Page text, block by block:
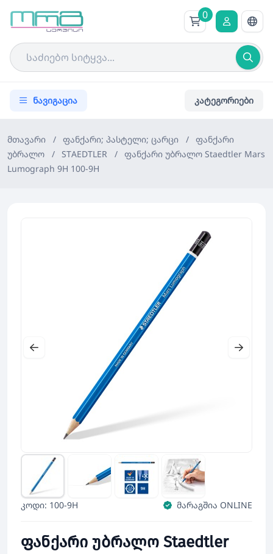
0
ნავიგაცია კატეგორიები
მთავარი / ფანქარი; პასტელი; ცარცი /
ფანქარი
უბრალო
/ STAEDTLER /
ფანქარი უბრალო Staedtler Mars
Lumograph 9H 100-9H
კოდი: 100-9H მარაგშია ONLINE
ფანქარი უბრალო Staedtler